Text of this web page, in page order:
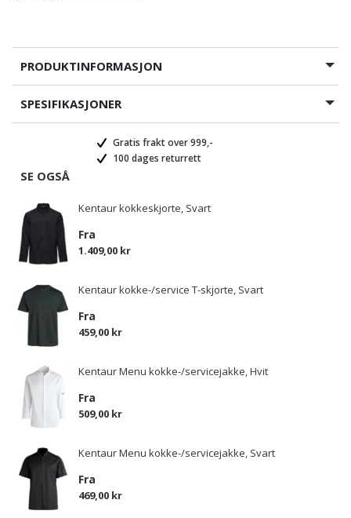
PRODUKTINFORMASJON
SPESIFIKASJONER
Gratis frakt over 999,-
100 dages returrett
SE OGSÅ
Kentaur kokkeskjorte, Svart
Fra
1.409,00 kr
Kentaur kokke-/service T-skjorte, Svart
Fra
459,00 kr
Kentaur Menu kokke-/servicejakke, Hvit
Fra
509,00 kr
Kentaur Menu kokke-/servicejakke, Svart
Fra
469,00 kr